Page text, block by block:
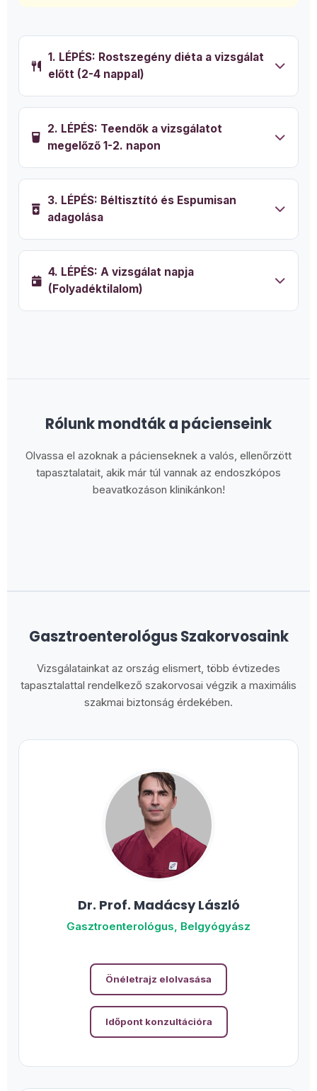
1. LÉPÉS: Rostszegény diéta a vizsgálat
előtt (2-4 nappal)
2. LÉPÉS: Teendők a vizsgálatot
megelőző 1-2. napon
3. LÉPÉS: Béltisztító és Espumisan
adagolása
4. LÉPÉS: A vizsgálat napja
(Folyadéktilalom)
Rólunk mondták a pácienseink
Olvassa el azoknak a pácienseknek a valós, ellenőrzött
tapasztalatait, akik már túl vannak az endoszkópos
beavatkozáson klinikánkon!
Gasztroenterológus Szakorvosaink
Vizsgálatainkat az ország elismert, több évtizedes
tapasztalattal rendelkező szakorvosai végzik a maximális
szakmai biztonság érdekében.
Dr. Prof. Madácsy László
Gasztroenterológus, Belgyógyász
Önéletrajz elolvasása
Időpont konzultációra